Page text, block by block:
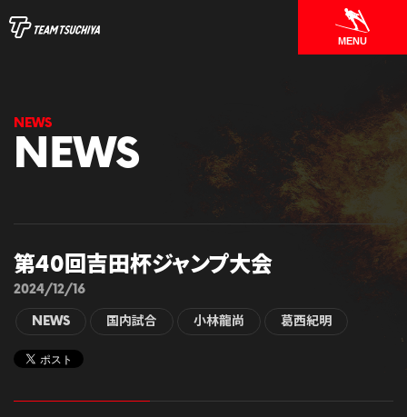
MENU
NEWS
第40回吉田杯ジャンプ大会
2024/12/16
NEWS 国内試合 小林龍尚 葛西紀明